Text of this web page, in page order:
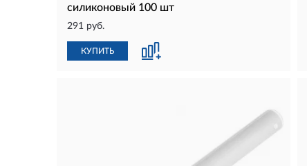
силиконовый 100 шт
291 руб.
КУПИТЬ